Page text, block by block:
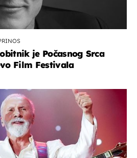
je Počasnog Srca
Film Festivala